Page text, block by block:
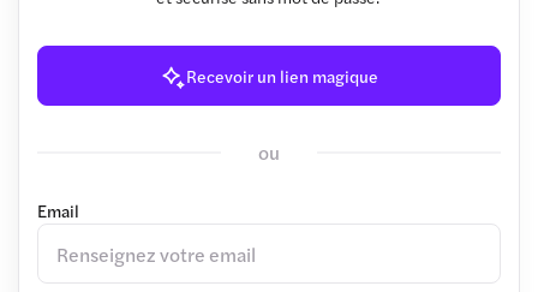
Recevoir un lien magique
ou
Email